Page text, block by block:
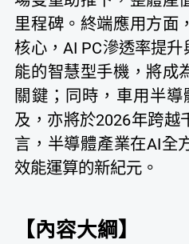
里程碑。終端應用方面
核心，AI PC滲透率提
能的智慧型手機，將成
關鍵；同時，車用半
及，亦將於2026年跨越
言，半導體產業在AI全
效能運算的新紀元。
【內容大綱】